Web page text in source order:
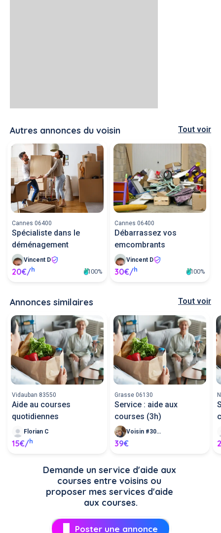
Autres annonces du voisin Tout voir
Cannes 06400
Spécialiste dans le
déménagement
Vincent D
20€/h 100%
Cannes 06400
Débarrassez vos
emcombrants
Vincent D
30€/h 100%
Annonces similaires Tout voir
Vidauban 83550
Aide au courses
quotidiennes
Florian C
15€/h
Grasse 06130
Service : aide aux
courses (3h)
Voisin #307585
39€
Demande un service d'aide aux
courses entre voisins ou
proposer mes services d'aide
aux courses.
Poster une annonce